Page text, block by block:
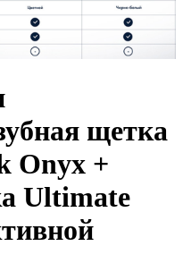
щетка
Onyx +
Ultimate